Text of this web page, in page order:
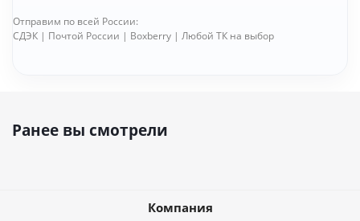
Отправим по всей России:
СДЭК | Почтой России | Boxberry | Любой ТК на выбор
Ранее вы смотрели
Компания